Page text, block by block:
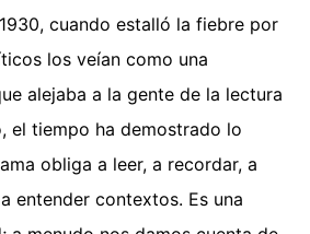
cuando estalló la fiebre por
los veían como una
alejaba a la gente de la lectura
el tiempo ha demostrado lo
obliga a leer, a recordar, a
entender contextos. Es una